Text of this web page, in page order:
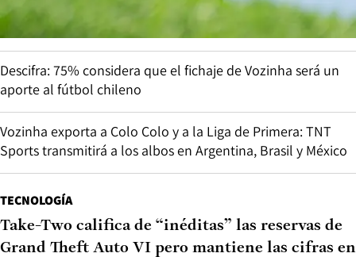
Descifra: 75% considera que el fichaje de Vozinha será un
aporte al fútbol chileno
Vozinha exporta a Colo Colo y a la Liga de Primera: TNT
Sports transmitirá a los albos en Argentina, Brasil y México
TECNOLOGÍA
Take-Two califica de “inéditas” las reservas de
Grand Theft Auto VI pero mantiene las cifras en